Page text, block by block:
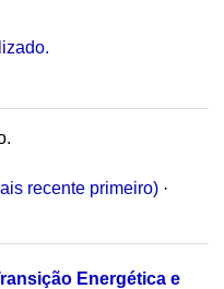
recente primeiro) ·
Energética e